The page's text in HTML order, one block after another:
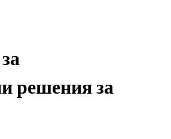
решения за